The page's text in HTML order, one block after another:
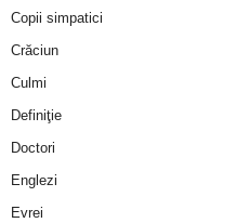
Copii simpatici
Crăciun
Culmi
Definiţie
Doctori
Englezi
Evrei